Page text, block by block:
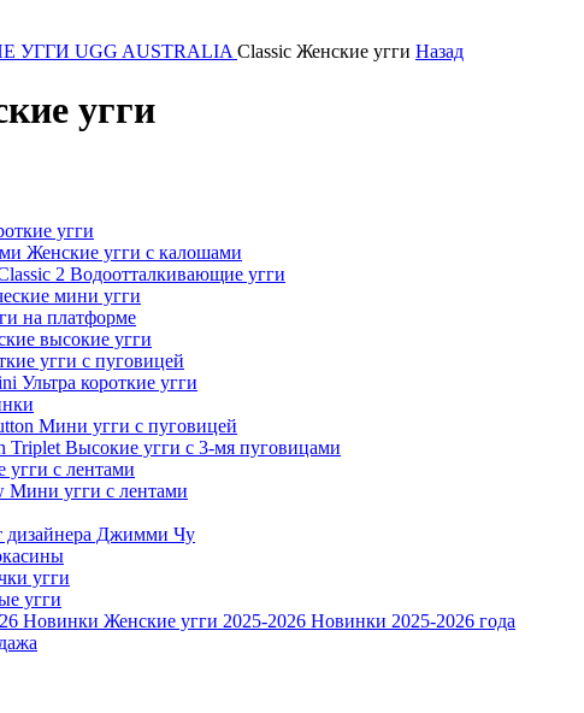
УГГИ UGG AUSTRALIA Сlassic Женские угги Назад
угги
угги
Женские угги с калошами
2 Водоотталкивающие угги
мини угги
на платформе
высокие угги
угги с пуговицей
Ультра короткие угги
Мини угги с пуговицей
Triplet Высокие угги с 3-мя пуговицами
угги с лентами
Мини угги с лентами
дизайнера Джимми Чу
угги
угги
Новинки Женские угги 2025-2026 Новинки 2025-2026 года